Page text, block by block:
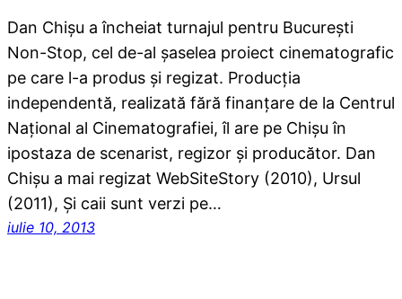
Dan Chişu a încheiat turnajul pentru București
Non-Stop, cel de-al şaselea proiect cinematografic
pe care l-a produs şi regizat. Producția
independentă, realizată fără finanțare de la Centrul
Național al Cinematografiei, îl are pe Chișu în
ipostaza de scenarist, regizor și producător. Dan
Chişu a mai regizat WebSiteStory (2010), Ursul
(2011), Şi caii sunt verzi pe…
iulie 10, 2013